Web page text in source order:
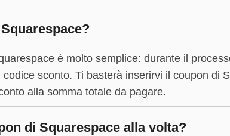
è molto semplice: durante il
codice sconto. Ti basterà inserirvi il coupon di
alla somma totale da pagare.
di Squarespace alla volta?